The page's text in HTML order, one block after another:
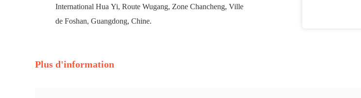
International Hua Yi, Route Wugang, Zone Chancheng, Ville
de Foshan, Guangdong, Chine.
Plus d'information